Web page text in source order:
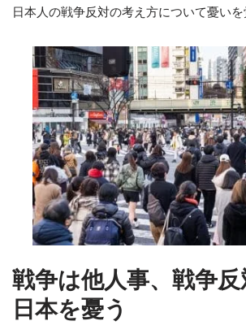
日本人の戦争反対の考え方について憂いを
戦争は他人事、戦争反
日本を憂う